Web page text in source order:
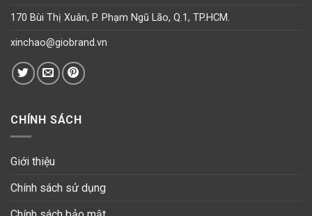
170 Bùi Thị Xuân, P. Phạm Ngũ Lão, Q.1, TP.HCM.
xinchao@giobrand.vn
CHÍNH SÁCH
Giới thiệu
Chính sách sử dụng